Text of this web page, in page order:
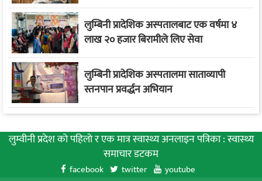
लुम्बिनी प्रादेशिक अस्पतालबाट एक वर्षमा ४
लाख २० हजार बिरामीले लिए सेवा
लुम्बिनी प्रादेशिक अस्पतालमा साताव्यापी
स्तनपान प्रवर्द्धन अभियान
लुम्वीनी प्रदेश को पहिलाे र एक मात्र स्वास्थ्य अनलाइन पत्रिका : स्वास्थ्य
समाचार डटकम
facebook twitter youtube